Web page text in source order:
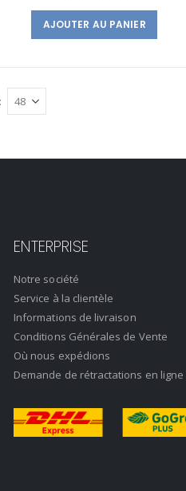
AJOUTER AU PANIER
ENTERPRISE
Notre société
Service à la clientèle
Informations de livraison
Conditions Générales de Vente
Où nous expédions
Demande de rétractations en ligne